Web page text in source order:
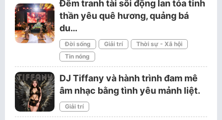
Đêm tranh tài sôi động lan tỏa tinh
thần yêu quê hương, quảng bá
du…
Đời sống Giải trí
Thời sự - Xã hội
Tin nóng
DJ Tiffany và hành trình đam mê
âm nhạc bằng tình yêu mảnh liệt.
Giải trí